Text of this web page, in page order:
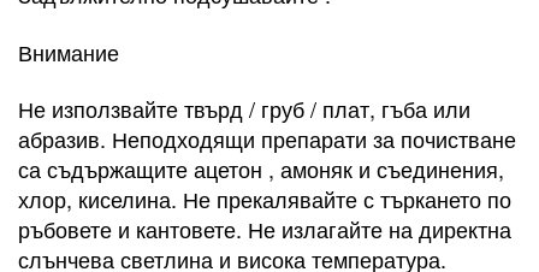
Внимание
Не използвайте твърд / груб / плат, гъба или
абразив. Неподходящи препарати за почистване
са съдържащите ацетон , амоняк и съединения,
хлор, киселина. Не прекалявайте с търкането по
ръбовете и кантовете. Не излагайте на директна
слънчева светлина и висока температура.